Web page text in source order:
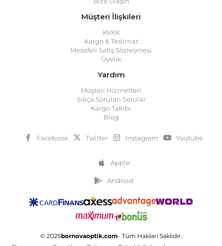
Müşteri İlişkileri
KVKK
Kargo & Teslimat
Mesafeli Satış Sözleşmesi
Üyelik
Yardım
Müşteri Hizmetleri
Sıkça Sorulan Sorular
Kargo Takibi
Blog
Facebook Twitter Instagram Youtube
Apple
Android
© 2025bornovaoptik.com- Tüm Hakları Saklıdır.